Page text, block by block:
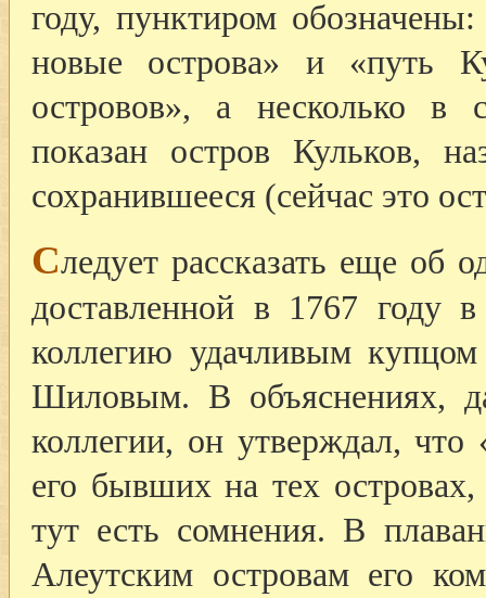
году, пунктиром
новые острова» и «путь
островов», а несколько в
показан остров Кульков,
сохранившееся (сейчас это
Следует рассказать еще об
доставленной в 1767 году
коллегию удачливым
Шиловым. В объяснениях,
коллегии, он утверждал,
его бывших на тех
тут есть сомнения. В
Алеутским островам его